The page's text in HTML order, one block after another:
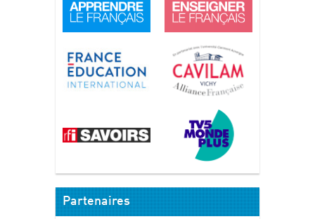
Partenaires